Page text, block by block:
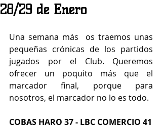
28/29 de Enero
Una semana más  os traemos unas
pequeñas crónicas de los partidos
jugados por el Club. Queremos
ofrecer un poquito más que el
marcador final, porque para
nosotros, el marcador no lo es todo.
COBAS HARO 37 - LBC COMERCIO 41